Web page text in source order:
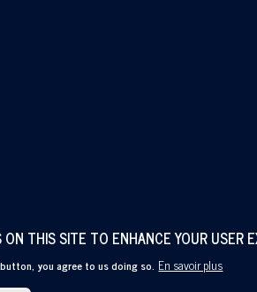
THIS SITE TO ENHANCE YOUR USER
you agree to us doing so. En savoir plus